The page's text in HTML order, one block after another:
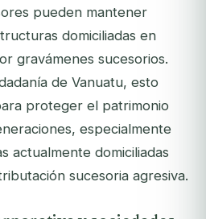
pueden mantener
domiciliadas en
gravámenes sucesorios.
de Vanuatu, esto
proteger el patrimonio
especialmente
actualmente domiciliadas
sucesoria agresiva.